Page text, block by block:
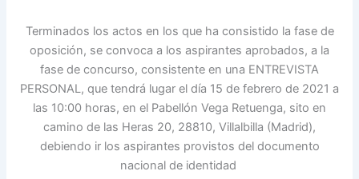
Terminados los actos en los que ha consistido la fase de
oposición, se convoca a los aspirantes aprobados, a la
fase de concurso, consistente en una ENTREVISTA
PERSONAL, que tendrá lugar el día 15 de febrero de 2021 a
las 10:00 horas, en el Pabellón Vega Retuenga, sito en
camino de las Heras 20, 28810, Villalbilla (Madrid),
debiendo ir los aspirantes provistos del documento
nacional de identidad